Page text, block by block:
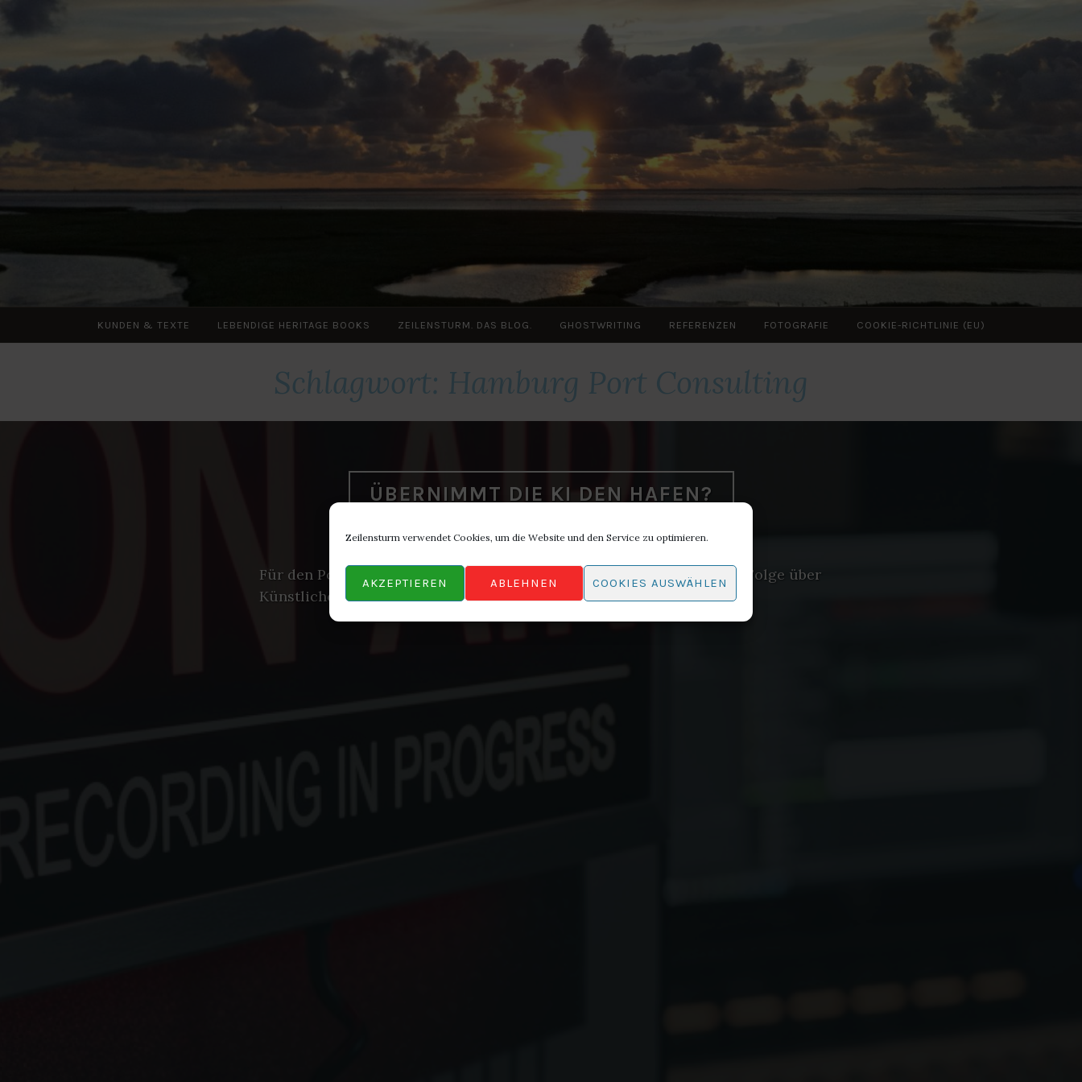
Zeilensturm verwendet Cookies, um die Website und den Service zu optimieren.
AKZEPTIEREN ABLEHNEN COOKIES AUSWÄHLEN
Inhalt
KUNDEN & TEXTE LEBENDIGE HERITAGE BOOKS ZEILENSTURM. DAS BLOG. GHOSTWRITING REFERENZEN FOTOGRAFIE COOKIE-RICHTLINIE (EU)
Schlagwort: Hamburg Port Consulting
ÜBERNIMMT DIE KI DEN HAFEN?
Für den Podcast der Hamburger Hafen und Logistik AG habe ich eine Folge über
Künstliche Intelligenz in der maritimen Wirtschaft produziert.